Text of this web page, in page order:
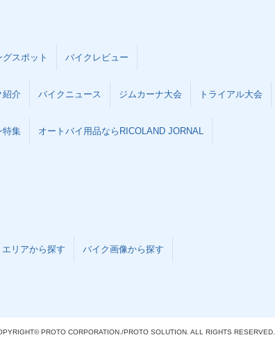
スポット バイクレビュー
紹介 バイクニュース ジムカーナ大会 トライアル大会
特集 オートバイ用品ならRICOLAND JORNAL
エリアから探す バイク画像から探す
PROTO CORPORATION./PROTO SOLUTION. ALL RIGHTS RESERVED.